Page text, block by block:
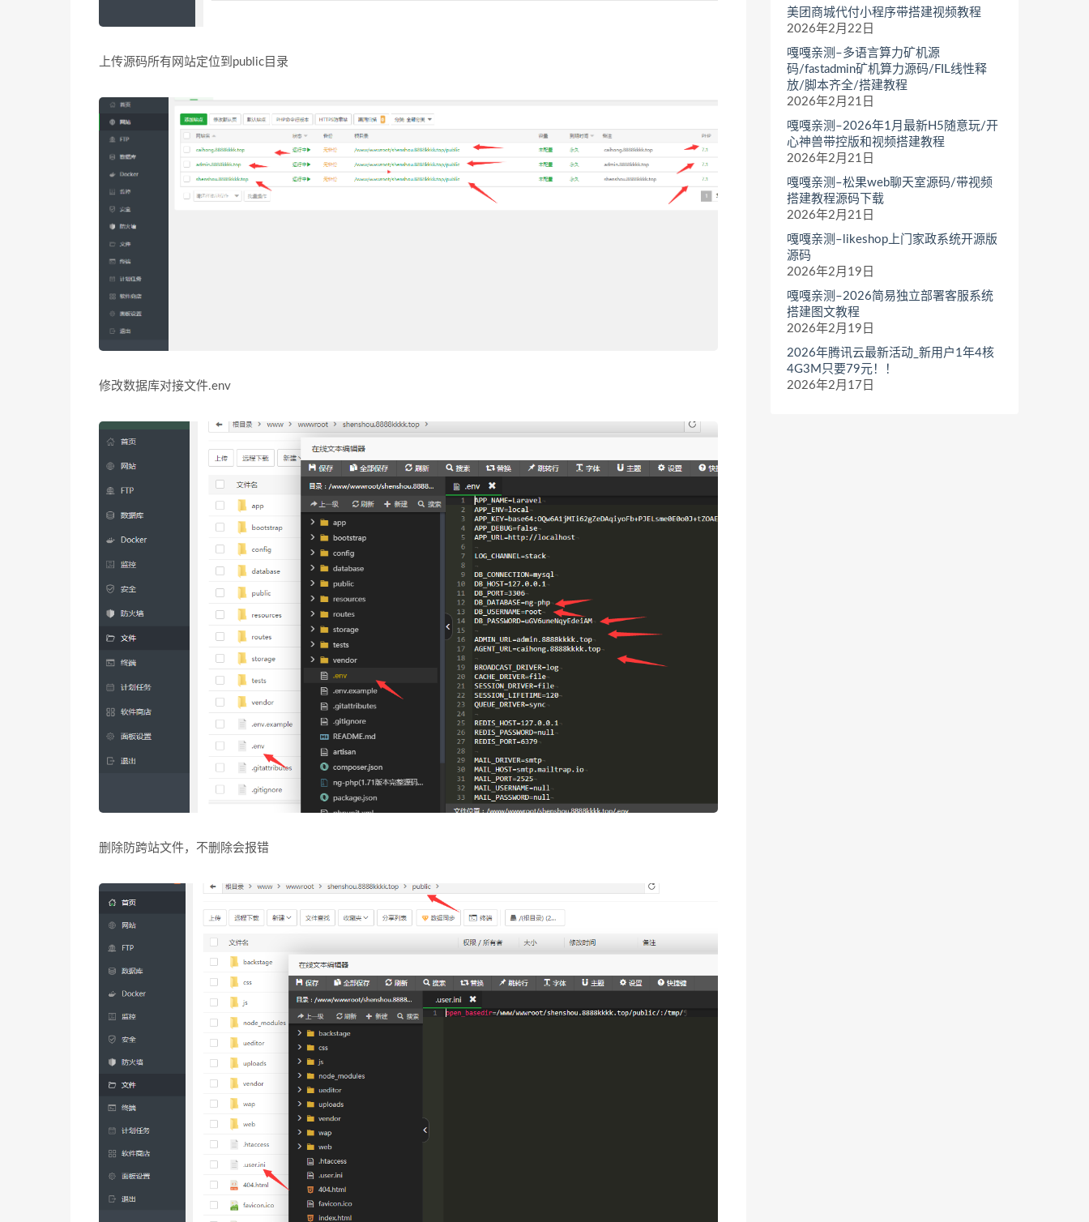
上传源码所有网站定位到public目录
修改数据库对接文件.env
删除防跨站文件，不删除会报错
美团商城代付小程序带搭建视频教程
2026年2月22日
嘎嘎亲测–多语言算力矿机源
码/fastadmin矿机算力源码/FIL线性释
放/脚本齐全/搭建教程
2026年2月21日
嘎嘎亲测–2026年1月最新H5随意玩/开
心神兽带控版和视频搭建教程
2026年2月21日
嘎嘎亲测–松果web聊天室源码/带视频
搭建教程源码下载
2026年2月21日
嘎嘎亲测–likeshop上门家政系统开源版
源码
2026年2月19日
嘎嘎亲测–2026简易独立部署客服系统
搭建图文教程
2026年2月19日
2026年腾讯云最新活动_新用户1年4核
4G3M只要79元！！
2026年2月17日